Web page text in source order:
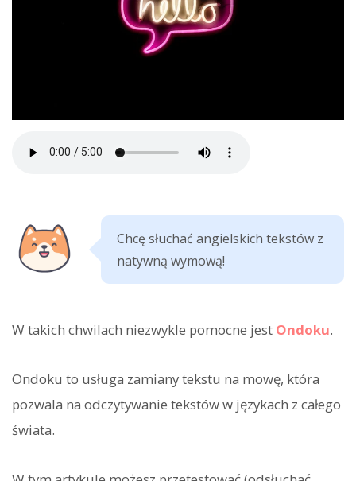
Chcę słuchać angielskich tekstów z
natywną wymową!
W takich chwilach niezwykle pomocne jest Ondoku.
Ondoku to usługa zamiany tekstu na mowę, która
pozwala na odczytywanie tekstów w językach z całego
świata.